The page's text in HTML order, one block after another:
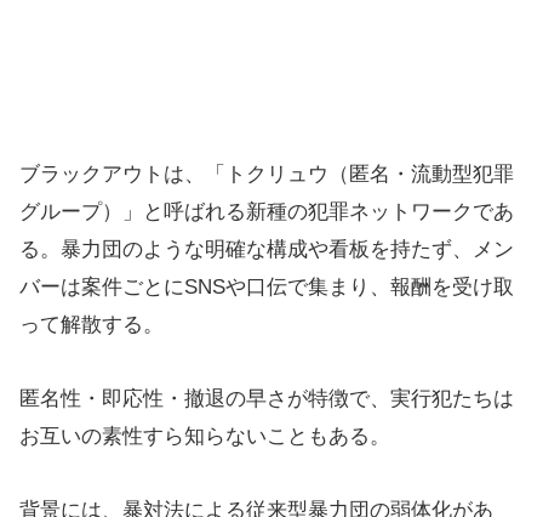
ブラックアウトは、「トクリュウ（匿名・流動型犯罪
グループ）」と呼ばれる新種の犯罪ネットワークであ
る。暴力団のような明確な構成や看板を持たず、メン
バーは案件ごとにSNSや口伝で集まり、報酬を受け取
って解散する。
匿名性・即応性・撤退の早さが特徴で、実行犯たちは
お互いの素性すら知らないこともある。
背景には、暴対法による従来型暴力団の弱体化があ